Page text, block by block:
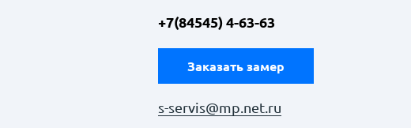
+7(84545) 4-63-63
Заказать замер
s-servis@mp.net.ru